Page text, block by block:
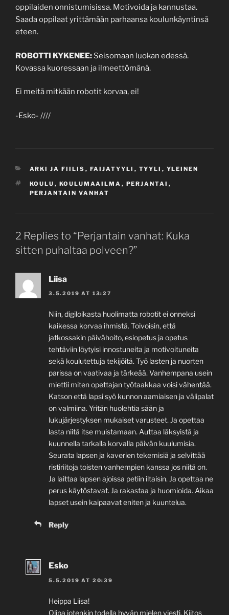
oppilaiden onnistumisissa. Motivoida ja kannustaa.
Saada oppilaat yrittämään parhaansa koulunkäyntinsä
eteen.
ROBOTTI KYKENEE: Seisomaan luokan edessä.
Kovassa kuoressaan ja ilmeettömänä.
Ei meitä mitkään robotit korvaa, ei!
-Esko- ////
CATEGORIES
ARKI JA FIILIS , FAIJATYYLI , TYYLI , YLEINEN
TAGS
KOULU , KOULUMAAILMA , PERJANTAI ,
PERJANTAIN VANHAT
2 Replies to “Perjantain vanhat: Kuka
sitten puhaltaa polveen?”
Liisa
3.5.2019 AT 13:27
Niin, digiloikasta huolimatta robotit ei onneksi
kaikessa korvaa ihmistä. Toivoisin, että
jatkossakin päivähoito, esiopetus ja opetus
tehtäviin löytyisi innostuneita ja motivoituneita
sekä koulutettuja tekijöitä. Työ lasten ja nuorten
parissa on vaativaa ja tärkeää. Vanhempana usein
miettii miten opettajan työtaakkaa voisi vähentää.
Katson että lapsi syö kunnon aamiaisen ja välipalat
on valmiina. Yritän huolehtia sään ja
lukujärjestyksen mukaiset varusteet. Ja opettaa
lasta niitä itse muistamaan. Auttaa läksyistä ja
kuunnella tarkalla korvalla päivän kuulumisia.
Seurata lapsen ja kaverien tekemisiä ja selvittää
ristiriitoja toisten vanhempien kanssa jos niitä on.
Ja laittaa lapsen ajoissa petiin iltaisin. Ja opettaa ne
perus käytöstavat. Ja rakastaa ja huomioida. Aikaa
lapset usein kaipaavat eniten ja kuuntelua.
Reply
Esko
5.5.2019 AT 20:39
Heippa Liisa!
Olipa jotenkin todella hyvän mielen viesti. Kiitos